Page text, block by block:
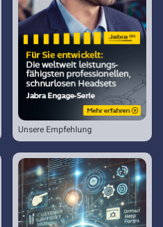
Unsere Empfehlung